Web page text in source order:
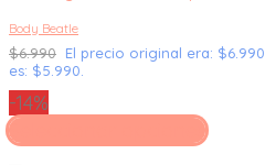
Body Beatle
$6.990 El precio original era: $6.990.
es: $5.990.
-14%
Seleccionar opciones